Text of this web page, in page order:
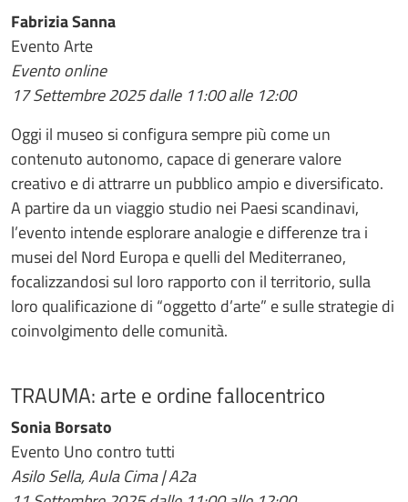
Fabrizia Sanna
Evento Arte
Evento online
17 Settembre 2025 dalle 11:00 alle 12:00
Oggi il museo si configura sempre più come un
contenuto autonomo, capace di generare valore
creativo e di attrarre un pubblico ampio e diversificato.
A partire da un viaggio studio nei Paesi scandinavi,
l’evento intende esplorare analogie e differenze tra i
musei del Nord Europa e quelli del Mediterraneo,
focalizzandosi sul loro rapporto con il territorio, sulla
loro qualificazione di “oggetto d’arte” e sulle strategie di
coinvolgimento delle comunità.
TRAUMA: arte e ordine fallocentrico
Sonia Borsato
Evento Uno contro tutti
Asilo Sella, Aula Cima | A2a